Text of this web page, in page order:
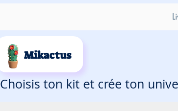
Mikactus
Choisis ton kit et crée ton